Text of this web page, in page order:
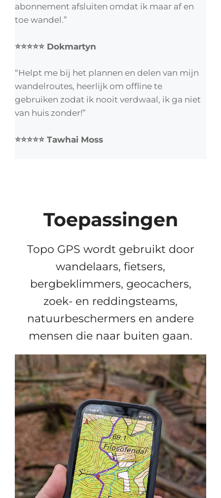
abonnement afsluiten omdat ik maar af en
toe wandel.”
⭐⭐⭐⭐⭐ Dokmartyn
“Helpt me bij het plannen en delen van mijn
wandelroutes, heerlijk om offline te
gebruiken zodat ik nooit verdwaal, ik ga niet
van huis zonder!”
⭐⭐⭐⭐⭐ Tawhai Moss
Toepassingen
Topo GPS wordt gebruikt door
wandelaars, fietsers,
bergbeklimmers, geocachers,
zoek- en reddingsteams,
natuurbeschermers en andere
mensen die naar buiten gaan.